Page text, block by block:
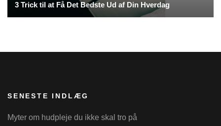
3 Trick til at Få Det Bedste Ud af Din Hverdag
SENESTE INDLÆG
Myter om hudpleje du ikke skal tro på